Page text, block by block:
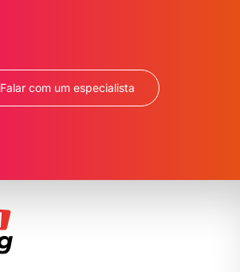
Falar com um especialista